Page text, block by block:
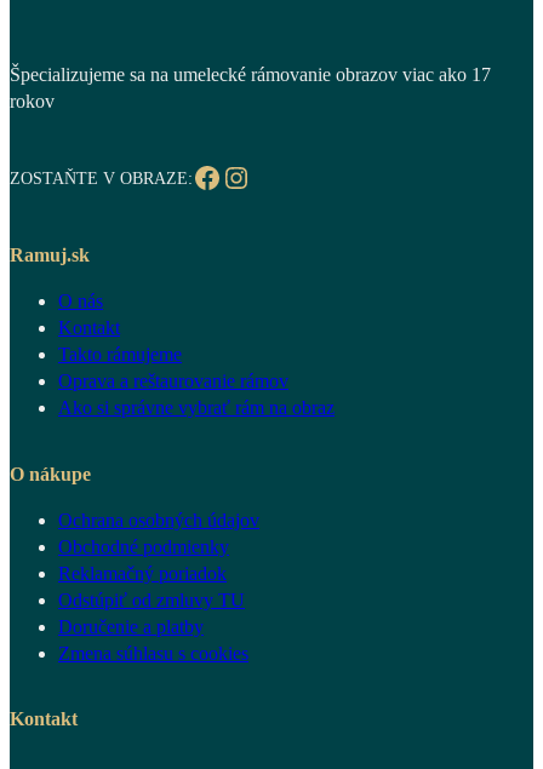
Špecializujeme sa na umelecké rámovanie obrazov viac ako 17
rokov
ZOSTAŇTE V OBRAZE:Facebook Instagram
Ramuj.sk
O nás
Kontakt
Takto rámujeme
Oprava a reštaurovanie rámov
Ako si správne vybrať rám na obraz
O nákupe
Ochrana osobných údajov
Obchodné podmienky
Reklamačný poriadok
Odstúpiť od zmluvy TU
Doručenie a platby
Zmena súhlasu s cookies
Kontakt